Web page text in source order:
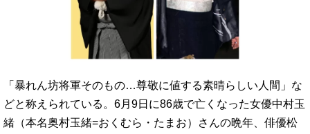
「暴れん坊将軍そのもの…尊敬に値する素晴らしい人間」な
どと称えられている。6月9日に86歳で亡くなった女優中村玉
緒（本名奥村玉緒=おくむら・たまお）さんの晩年、俳優松